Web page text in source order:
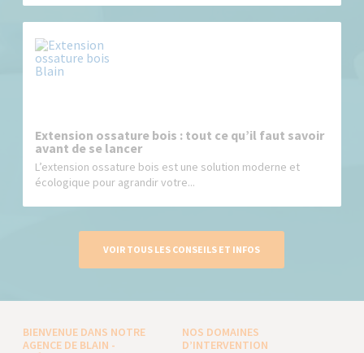
Extension ossature bois : tout ce qu’il faut savoir
avant de se lancer
L’extension ossature bois est une solution moderne et
écologique pour agrandir votre...
VOIR TOUS LES CONSEILS ET INFOS
BIENVENUE DANS NOTRE
AGENCE DE BLAIN -
NOS DOMAINES
D’INTERVENTION